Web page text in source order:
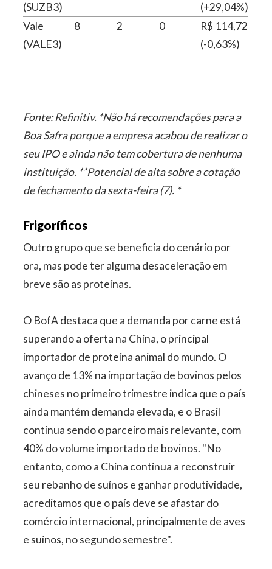
(SUZB3)
(+29,04%)
Vale
(VALE3)
8 2 0
R$ 114,72
(-0,63%)
Fonte: Refinitiv. *Não há recomendações para a
Boa Safra porque a empresa acabou de realizar o
seu IPO e ainda não tem cobertura de nenhuma
instituição. **Potencial de alta sobre a cotação
de fechamento da sexta-feira (7). *
Frigoríficos
Outro grupo que se beneficia do cenário por
ora, mas pode ter alguma desaceleração em
breve são as proteínas.
O BofA destaca que a demanda por carne está
superando a oferta na China, o principal
importador de proteína animal do mundo. O
avanço de 13% na importação de bovinos pelos
chineses no primeiro trimestre indica que o país
ainda mantém demanda elevada, e o Brasil
continua sendo o parceiro mais relevante, com
40% do volume importado de bovinos. "No
entanto, como a China continua a reconstruir
seu rebanho de suínos e ganhar produtividade,
acreditamos que o país deve se afastar do
comércio internacional, principalmente de aves
e suínos, no segundo semestre".